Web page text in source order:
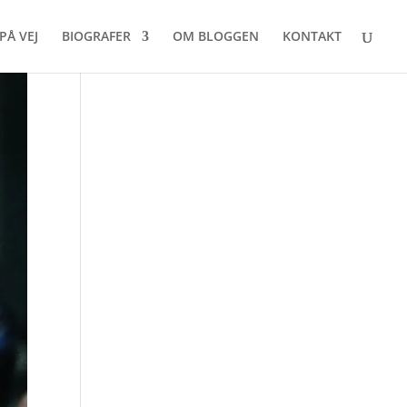
VEJ BIOGRAFER OM BLOGGEN KONTAKT